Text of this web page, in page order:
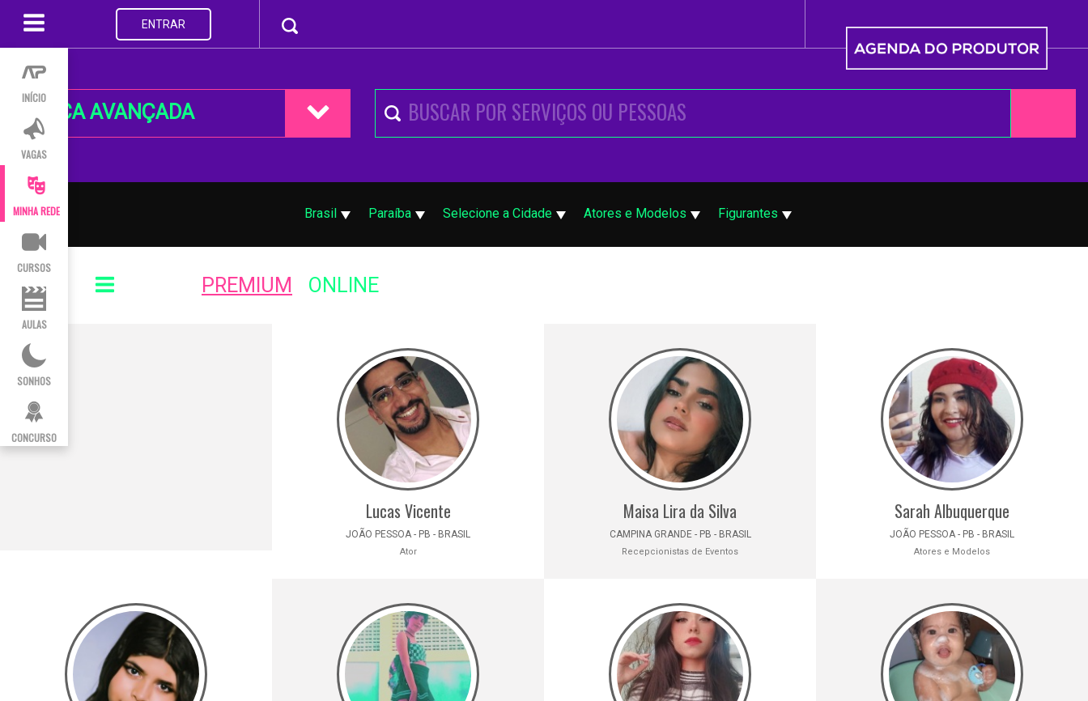
INÍCIO
VAGAS
MINHA REDE
CURSOS
AULAS
SONHOS
CONCURSO
ENTRAR
BUSCA AVANÇADA
Brasil Paraíba Selecione a Cidade Atores e Modelos Figurantes
PREMIUM ONLINE
Lucas Vicente
JOÃO PESSOA - PB - BRASIL
Ator
Maisa Lira da Silva
CAMPINA GRANDE - PB - BRASIL
Recepcionistas de Eventos
Sarah Albuquerque
JOÃO PESSOA - PB - BRASIL
Atores e Modelos